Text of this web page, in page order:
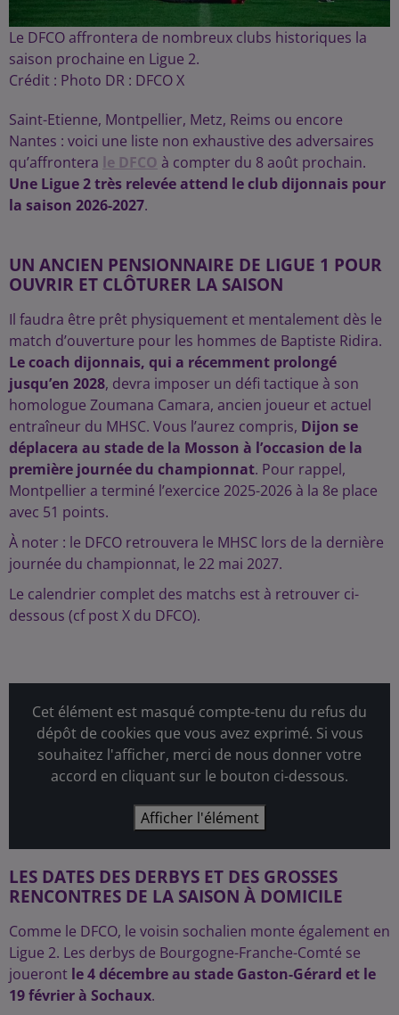
Le DFCO affrontera de nombreux clubs historiques la
saison prochaine en Ligue 2.
Crédit : Photo DR : DFCO X
Saint-Etienne, Montpellier, Metz, Reims ou encore
Nantes : voici une liste non exhaustive des adversaires
qu’affrontera le DFCO à compter du 8 août prochain.
Une Ligue 2 très relevée attend le club dijonnais pour
la saison 2026-2027.
UN ANCIEN PENSIONNAIRE DE LIGUE 1 POUR
OUVRIR ET CLÔTURER LA SAISON
Il faudra être prêt physiquement et mentalement dès le
match d’ouverture pour les hommes de Baptiste Ridira.
Le coach dijonnais, qui a récemment prolongé
jusqu’en 2028, devra imposer un défi tactique à son
homologue Zoumana Camara, ancien joueur et actuel
entraîneur du MHSC. Vous l’aurez compris, Dijon se
déplacera au stade de la Mosson à l’occasion de la
première journée du championnat. Pour rappel,
Montpellier a terminé l’exercice 2025-2026 à la 8e place
avec 51 points.
À noter : le DFCO retrouvera le MHSC lors de la dernière
journée du championnat, le 22 mai 2027.
Le calendrier complet des matchs est à retrouver ci-
dessous (cf post X du DFCO).
Cet élément est masqué compte-tenu du refus du
dépôt de cookies que vous avez exprimé. Si vous
souhaitez l'afficher, merci de nous donner votre
accord en cliquant sur le bouton ci-dessous.
Afficher l'élément
LES DATES DES DERBYS ET DES GROSSES
RENCONTRES DE LA SAISON À DOMICILE
Comme le DFCO, le voisin sochalien monte également en
Ligue 2. Les derbys de Bourgogne-Franche-Comté se
joueront le 4 décembre au stade Gaston-Gérard et le
19 février à Sochaux.